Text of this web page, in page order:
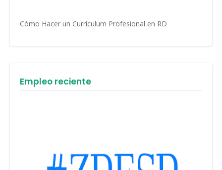
Cómo Hacer un Currículum Profesional en RD
Empleo reciente